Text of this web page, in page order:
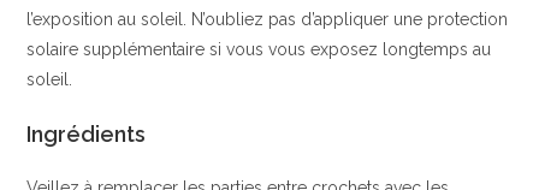
l’exposition au soleil. N’oubliez pas d’appliquer une protection
solaire supplémentaire si vous vous exposez longtemps au
soleil.
Ingrédients